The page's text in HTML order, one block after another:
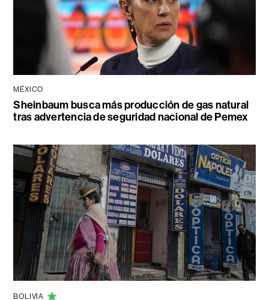
MÉXICO
Sheinbaum busca más producción de gas natural
tras advertencia de seguridad nacional de Pemex
BOLIVIA